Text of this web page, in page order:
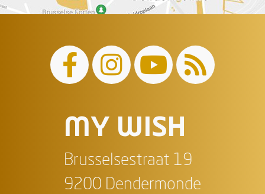
MY WISH
Brusselsestraat 19
9200 Dendermonde